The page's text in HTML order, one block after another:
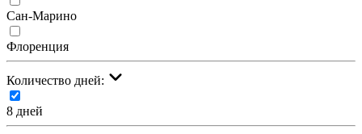
Сан-Марино
Флоренция
Количество дней:
8 дней